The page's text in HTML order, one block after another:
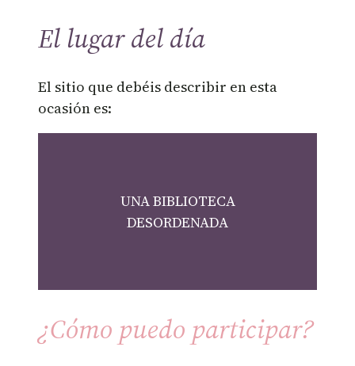
El lugar del día
El sitio que debéis describir en esta
ocasión es:
UNA BIBLIOTECA
DESORDENADA
¿Cómo puedo participar?